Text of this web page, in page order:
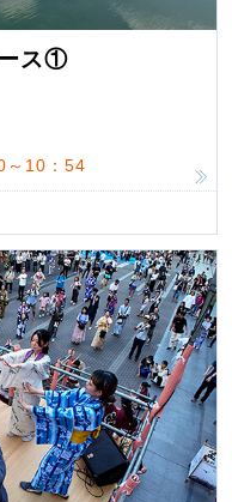
ス①
～10：54